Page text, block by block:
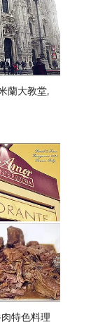
蘭大教堂,
特色料理